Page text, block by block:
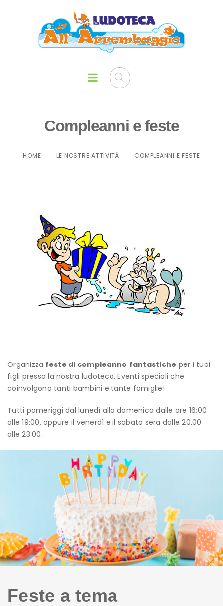
Compleanni e feste
HOME LE NOSTRE ATTIVITÀ COMPLEANNI E FESTE
Organizza feste di compleanno fantastiche per i tuoi
figli presso la nostra ludoteca. Eventi speciali che
coinvolgono tanti bambini e tante famiglie!
Tutti pomeriggi dal lunedì alla domenica dalle ore 16:00
alle 19:00, oppure il venerdì e il sabato sera dalle 20.00
alle 23.00.
Feste a tema